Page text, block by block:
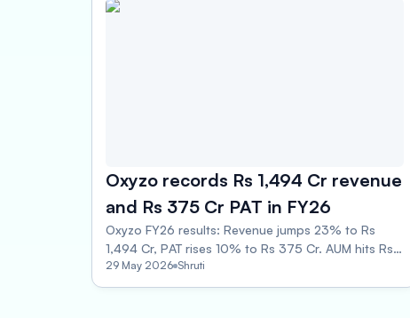
Oxyzo records Rs 1,494 Cr revenue
and Rs 375 Cr PAT in FY26
Oxyzo FY26 results: Revenue jumps 23% to Rs
1,494 Cr, PAT rises 10% to Rs 375 Cr. AUM hits Rs
11,822 Cr with gross NPA at 0.74%.
29 May 2026 Shruti